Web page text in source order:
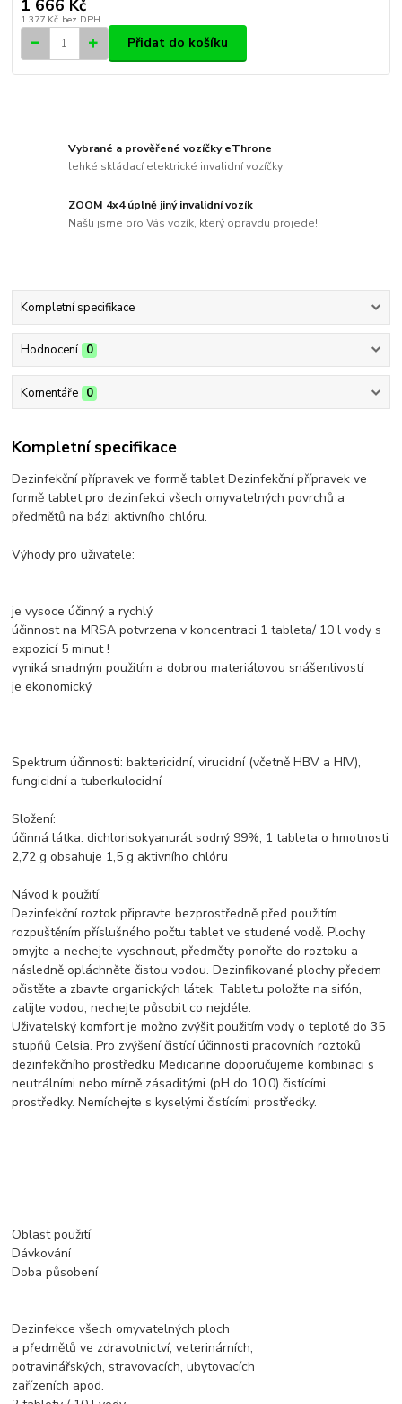
1 666 Kč
1 377 Kč bez DPH
Přidat do košíku
Vybrané a prověřené vozíčky eThrone
lehké skládací elektrické invalidní vozíčky
ZOOM 4x4 úplně jiný invalidní vozík
Našli jsme pro Vás vozík, který opravdu projede!
Kompletní specifikace
Hodnocení 0
Komentáře 0
Kompletní specifikace
Dezinfekční přípravek ve formě tablet Dezinfekční přípravek ve
formě tablet pro dezinfekci všech omyvatelných povrchů a
předmětů na bázi aktivního chlóru.
Výhody pro uživatele:
je vysoce účinný a rychlý
účinnost na MRSA potvrzena v koncentraci 1 tableta/ 10 l vody s
expozicí 5 minut !
vyniká snadným použitím a dobrou materiálovou snášenlivostí
je ekonomický
Spektrum účinnosti: baktericidní, virucidní (včetně HBV a HIV),
fungicidní a tuberkulocidní
Složení:
účinná látka: dichlorisokyanurát sodný 99%, 1 tableta o hmotnosti
2,72 g obsahuje 1,5 g aktivního chlóru
Návod k použití:
Dezinfekční roztok připravte bezprostředně před použitím
rozpuštěním příslušného počtu tablet ve studené vodě. Plochy
omyjte a nechejte vyschnout, předměty ponořte do roztoku a
následně opláchněte čistou vodou. Dezinfikované plochy předem
očistěte a zbavte organických látek. Tabletu položte na sifón,
zalijte vodou, nechejte působit co nejdéle.
Uživatelský komfort je možno zvýšit použitím vody o teplotě do 35
stupňů Celsia. Pro zvýšení čistící účinnosti pracovních roztoků
dezinfekčního prostředku Medicarine doporučujeme kombinaci s
neutrálními nebo mírně zásaditými (pH do 10,0) čistícími
prostředky. Nemíchejte s kyselými čistícími prostředky.
Oblast použití
Dávkování
Doba působení
Dezinfekce všech omyvatelných ploch
a předmětů ve zdravotnictví, veterinárních,
potravinářských, stravovacích, ubytovacích
zařízeních apod.